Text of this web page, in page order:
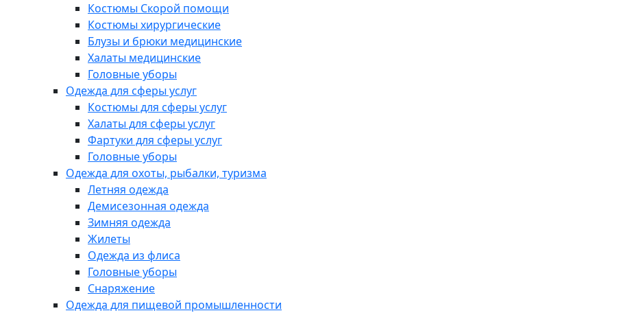
Костюмы Скорой помощи
Костюмы хирургические
Блузы и брюки медицинские
Халаты медицинские
Головные уборы
Одежда для сферы услуг
Костюмы для сферы услуг
Халаты для сферы услуг
Фартуки для сферы услуг
Головные уборы
Одежда для охоты, рыбалки, туризма
Летняя одежда
Демисезонная одежда
Зимняя одежда
Жилеты
Одежда из флиса
Головные уборы
Снаряжение
Одежда для пищевой промышленности